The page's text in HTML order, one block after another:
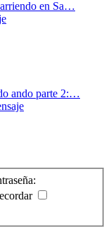
en Sa…
ando parte 2:…